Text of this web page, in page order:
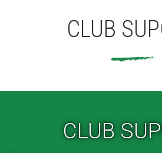
CLUB
CLUB
ESPLAIS
SUPORT TERCER
ESPLAIS
SUPORT TERCER